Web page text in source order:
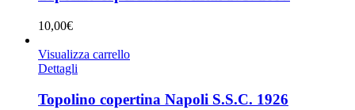
10,00€
Visualizza carrello
Dettagli
Topolino copertina Napoli S.S.C. 1926